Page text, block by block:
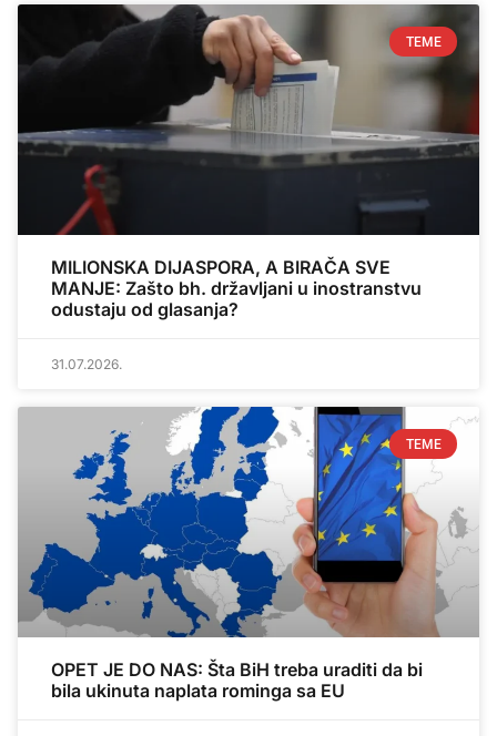
TEME
MILIONSKA DIJASPORA, A BIRAČA SVE
MANJE: Zašto bh. državljani u inostranstvu
odustaju od glasanja?
31.07.2026.
TEME
OPET JE DO NAS: Šta BiH treba uraditi da bi
bila ukinuta naplata rominga sa EU